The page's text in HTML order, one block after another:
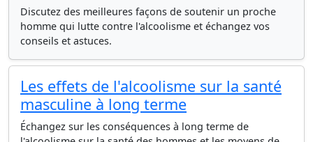
Discutez des meilleures façons de soutenir un proche
homme qui lutte contre l'alcoolisme et échangez vos
conseils et astuces.
Les effets de l'alcoolisme sur la santé
masculine à long terme
Échangez sur les conséquences à long terme de